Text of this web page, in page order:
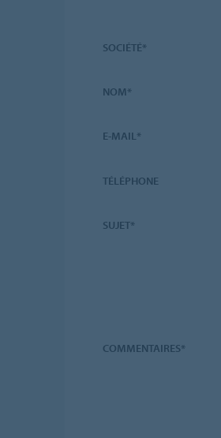
SOCIÉTÉ*
NOM*
E-MAIL*
TÉLÉPHONE
SUJET*
COMMENTAIRES*